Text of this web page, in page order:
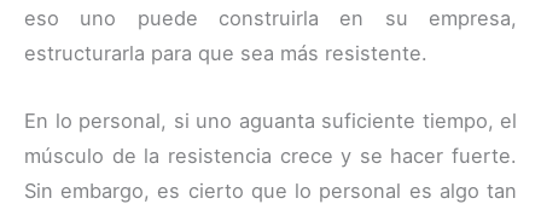
eso uno puede construirla en su empresa,
estructurarla para que sea más resistente.
En lo personal, si uno aguanta suficiente tiempo, el
músculo de la resistencia crece y se hacer fuerte.
Sin embargo, es cierto que lo personal es algo tan